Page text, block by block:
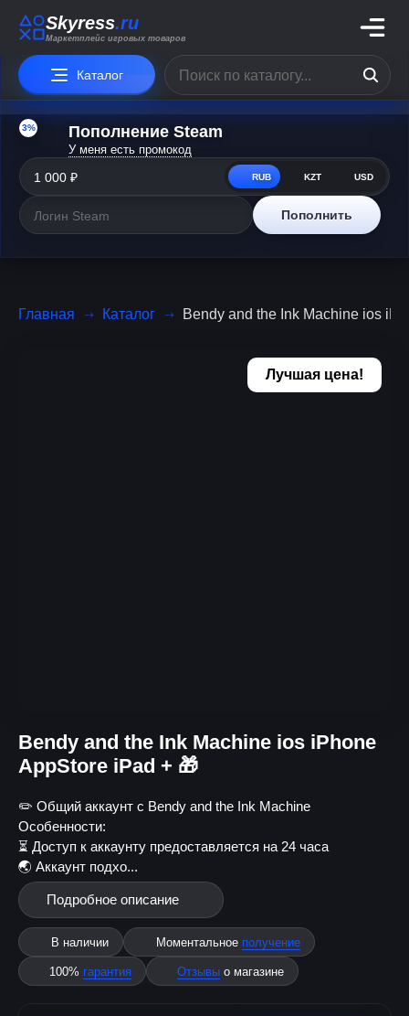
Skyress.ru
Маркетплейс игровых товаров
Каталог
3% Пополнение Steam
У меня есть промокод
RUB KZT USD
Пополнить
Главная Каталог Bendy and the Ink Machine ios
Лучшая цена!
Bendy and the Ink Machine ios iPhone
AppStore iPad + 🎁
✏️ Общий аккаунт с Bendy and the Ink Machine
Особенности:
⏳ Доступ к аккаунту предоставляется на 24 часа
🌏 Аккаунт подхо...
Подробное описание
В наличии Моментальное получение
100% гарантия Отзывы о магазине